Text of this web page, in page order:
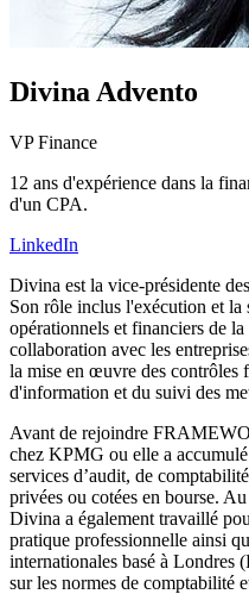
Divina Advento
VP Finance
12 ans d'expérience dans la
d'un CPA.
LinkedIn
Divina est la vice-présidente
Son rôle inclus l'exécution et la
opérationnels et financiers de
collaboration avec les
la mise en œuvre des contrôles
d'information et du suivi des
Avant de rejoindre
chez KPMG ou elle a
services d’audit, de
privées ou cotées en bourse.
Divina a également travaillé
pratique professionnelle ainsi
internationales basé à Londres
sur les normes de comptabilité